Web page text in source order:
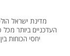
מדינת ישראל
העדכניים ביותר
יחסי הכוחות